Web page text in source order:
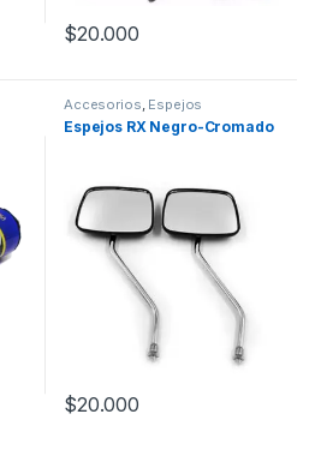
$20.000
Accesorios, Espejos
Espejos RX Negro-Cromado
$20.000